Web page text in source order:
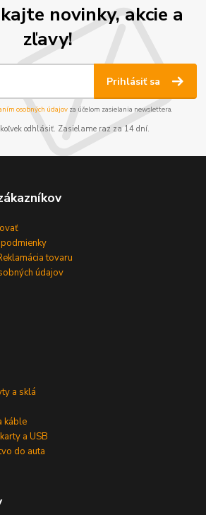
novinky, akcie a
zľavy!
Prihlásiť sa
osobných údajov za účelom zasielania newslettera.
odhlásiť. Zasielame raz za 14 dní.
tovaru
údajov
a sklá
káble
a USB
do auta